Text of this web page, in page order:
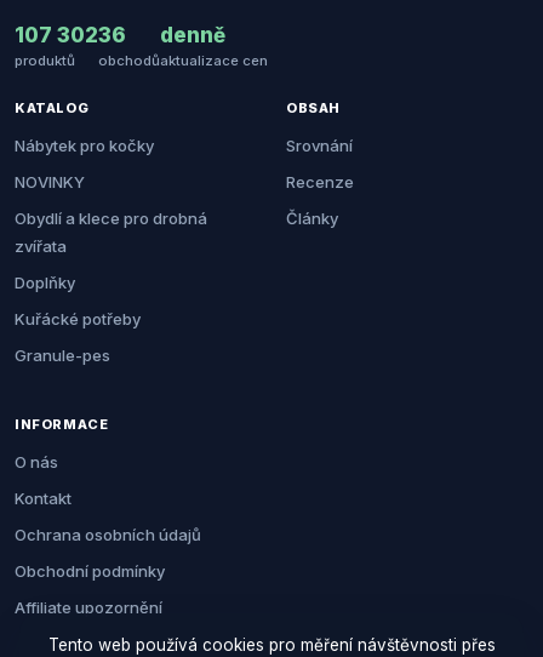
107 302
produktů
36
obchodů
denně
aktualizace cen
KATALOG
Nábytek pro kočky
NOVINKY
Obydlí a klece pro drobná
zvířata
Doplňky
Kuřácké potřeby
Granule-pes
OBSAH
Srovnání
Recenze
Články
INFORMACE
O nás
Kontakt
Ochrana osobních údajů
Obchodní podmínky
Affiliate upozornění
Tento web používá cookies pro měření návštěvnosti přes